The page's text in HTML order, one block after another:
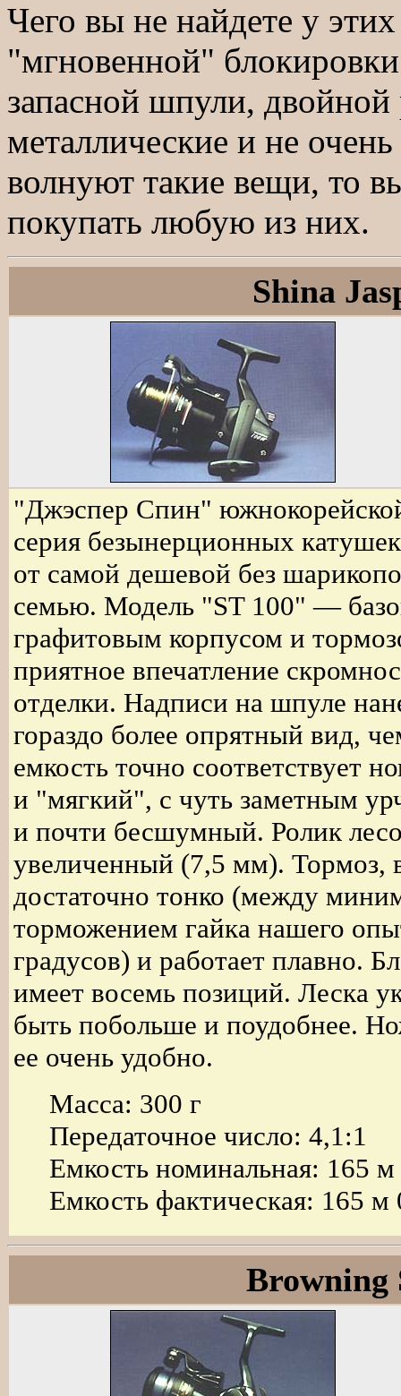
Чего вы не найдете у
"мгновенной"
запасной шпули,
металлические и не
волнуют такие вещи, то
покупать любую из них.
Shina
"Джэспер Спин"
серия безынерционных
от самой дешевой без
семью. Модель "ST 100" —
графитовым корпусом и
приятное впечатление
отделки. Надписи на шпуле
гораздо более опрятный вид,
емкость точно соответствует
и "мягкий", с чуть заметным
и почти бесшумный. Ролик
увеличенный (7,5 мм). Тормоз,
достаточно тонко (между
торможением гайка нашего
градусов) и работает плавно.
имеет восемь позиций. Леска
быть побольше и поудобнее.
ее очень удобно.
Масса: 300 г
Передаточное число: 4,1:1
Емкость номинальная: 165
Емкость фактическая: 165
Browning